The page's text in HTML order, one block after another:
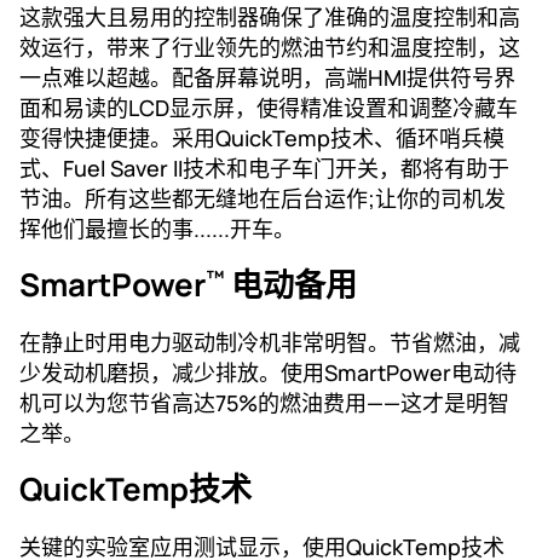
这款强大且易用的控制器确保了准确的温度控制和高
效运行，带来了行业领先的燃油节约和温度控制，这
一点难以超越。配备屏幕说明，高端HMI提供符号界
面和易读的LCD显示屏，使得精准设置和调整冷藏车
变得快捷便捷。采用QuickTemp技术、循环哨兵模
式、Fuel Saver II技术和电子车门开关，都将有助于
节油。所有这些都无缝地在后台运作;让你的司机发
挥他们最擅长的事......开车。
SmartPower™ 电动备用
在静止时用电力驱动制冷机非常明智。节省燃油，减
少发动机磨损，减少排放。使用SmartPower电动待
机可以为您节省高达75%的燃油费用——这才是明智
之举。
QuickTemp技术
关键的实验室应用测试显示，使用QuickTemp技术